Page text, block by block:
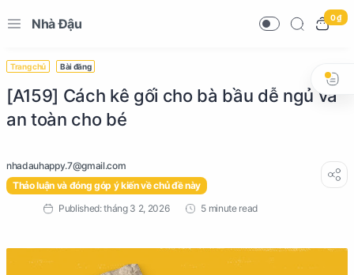
Nhà Đậu 0 ₫
Trang chủ Bài đăng
[A159] Cách kê gối cho bà bầu dễ ngủ và
an toàn cho bé
Thảo luận và đóng góp ý kiến về chủ đề này
5 minute read